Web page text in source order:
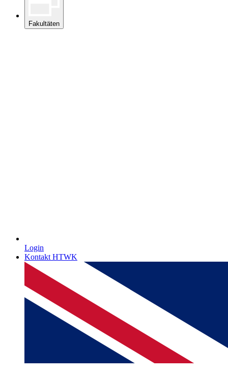
Fakultäten
Login
Kontakt HTWK